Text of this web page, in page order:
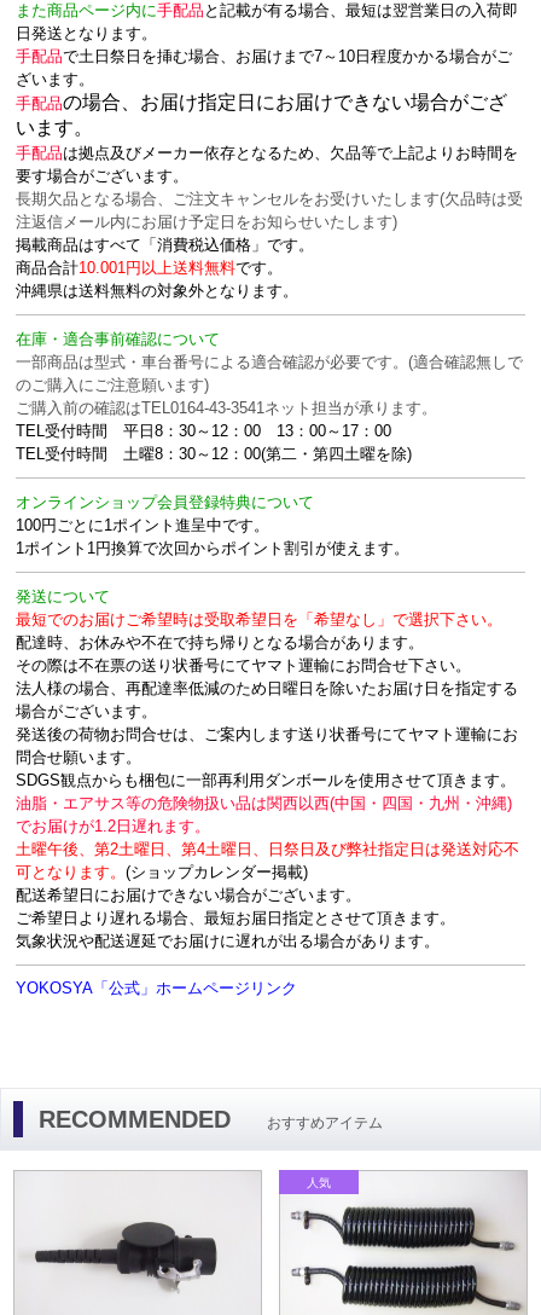
また商品ページ内に手配品 と記載が有る場合 、最短は翌営業日の入荷即
日発送となります。
手配品で土日祭日を挿む場合、お届けまで7～10日程度かかる場合がご
ざいます。
手配品の場合、お届け指定日にお届けできない場合がござ
います。
手配品は拠点及びメーカー依存となるため、欠品等で上記よりお時間を
要す場合がございます。
長期欠品となる場合、ご注文キャンセルをお受けいたします(欠品時は受
注返信メール内にお届け予定日をお知らせいたします)
掲載商品はすべて「消費税込価格」です。
商品合計10.001円以上送料無料です。
沖縄県は送料無料の対象外となります。
在庫・適合事前確認について
一部商品は型式・車台番号による適合確認が必要です。(適合確認無しで
のご購入にご注意願います)
ご購入前の確認はTEL0164-43-3541ネット担当が承ります。
TEL受付時間 平日8：30～12：00 13：00～17：00
TEL受付時間 土曜8：30～12：00(第二・第四土曜を除)
オンラインショップ会員登録特典について
100円ごとに1ポイント進呈中です。
1ポイント1円換算で次回からポイント割引が使えます。
発送について
最短でのお届けご希望時は受取希望日を「希望なし」で選択下さい。
配達時、お休みや不在で持ち帰りとなる場合があります。
その際は不在票の送り状番号にてヤマト運輸にお問合せ下さい。
法人様の場合、再配達率低減のため日曜日を除いたお届け日を指定する
場合がございます。
発送後の荷物お問合せは、ご案内します送り状番号にてヤマト運輸にお
問合せ願います。
SDGS観点からも梱包に一部再利用ダンボールを使用させて頂きます。
油脂・エアサス等の危険物扱い品は関西以西(中国・四国・九州・沖縄)
でお届けが1.2日遅れます。
土曜午後、第2土曜日、第4土曜日、日祭日及び弊社指定日は発送対応不
可となります。(ショップカレンダー掲載)
配送希望日にお届けできない場合がございます。
ご希望日より遅れる場合、最短お届日指定とさせて頂きます。
気象状況や配送遅延でお届けに遅れが出る場合があります。
YOKOSYA「公式」ホームページリンク
RECOMMENDED おすすめアイテム